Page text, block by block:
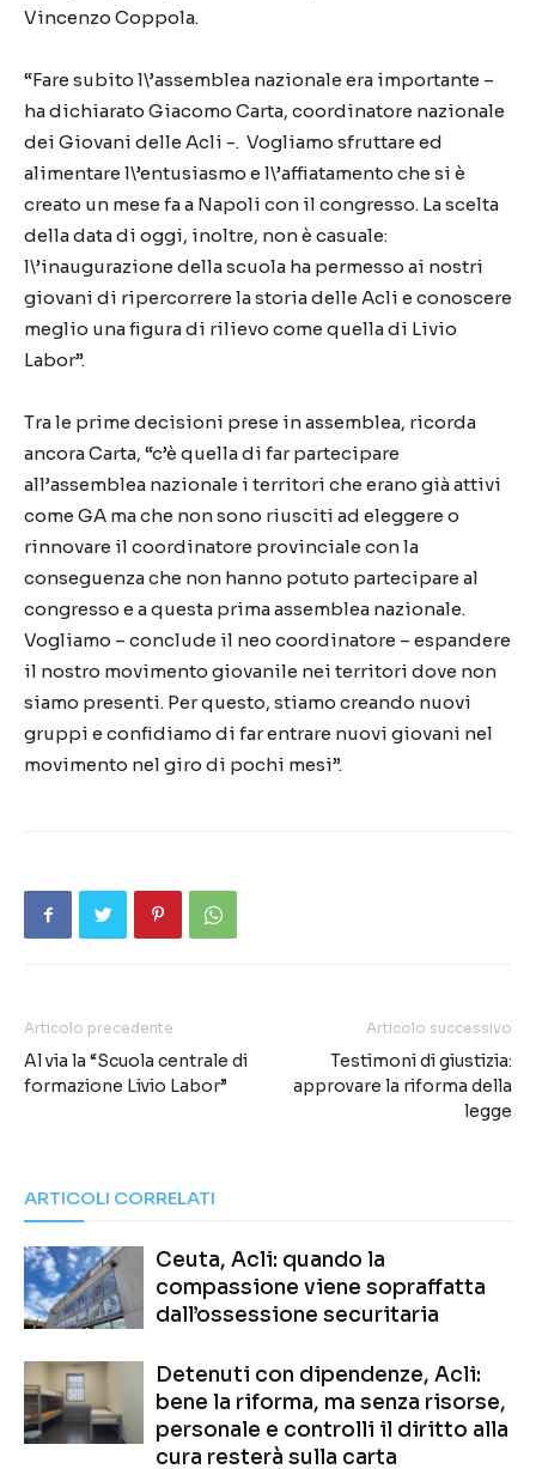
Vincenzo Coppola.
“Fare subito l\’assemblea nazionale era importante –
ha dichiarato Giacomo Carta, coordinatore nazionale
dei Giovani delle Acli -. Vogliamo sfruttare ed
alimentare l\’entusiasmo e l\’affiatamento che si è
creato un mese fa a Napoli con il congresso. La scelta
della data di oggi, inoltre, non è casuale:
l\’inaugurazione della scuola ha permesso ai nostri
giovani di ripercorrere la storia delle Acli e conoscere
meglio una figura di rilievo come quella di Livio
Labor”.
Tra le prime decisioni prese in assemblea, ricorda
ancora Carta, “c’è quella di far partecipare
all’assemblea nazionale i territori che erano già attivi
come GA ma che non sono riusciti ad eleggere o
rinnovare il coordinatore provinciale con la
conseguenza che non hanno potuto partecipare al
congresso e a questa prima assemblea nazionale.
Vogliamo – conclude il neo coordinatore – espandere
il nostro movimento giovanile nei territori dove non
siamo presenti. Per questo, stiamo creando nuovi
gruppi e confidiamo di far entrare nuovi giovani nel
movimento nel giro di pochi mesi”.
Articolo precedente
Al via la “Scuola centrale di
formazione Livio Labor”
Articolo successivo
Testimoni di giustizia:
approvare la riforma della
legge
ARTICOLI CORRELATI
Ceuta, Acli: quando la
compassione viene sopraffatta
dall’ossessione securitaria
Detenuti con dipendenze, Acli:
bene la riforma, ma senza risorse,
personale e controlli il diritto alla
cura resterà sulla carta